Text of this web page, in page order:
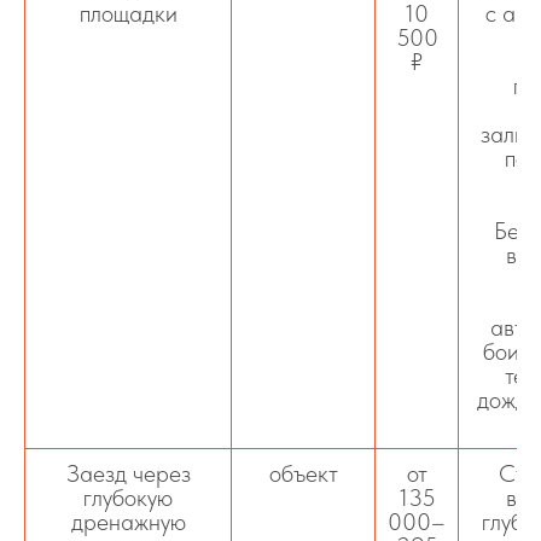
площадки
10
500
₽
с
Заезд через
глубокую
дренажную
объект
от
135
000–